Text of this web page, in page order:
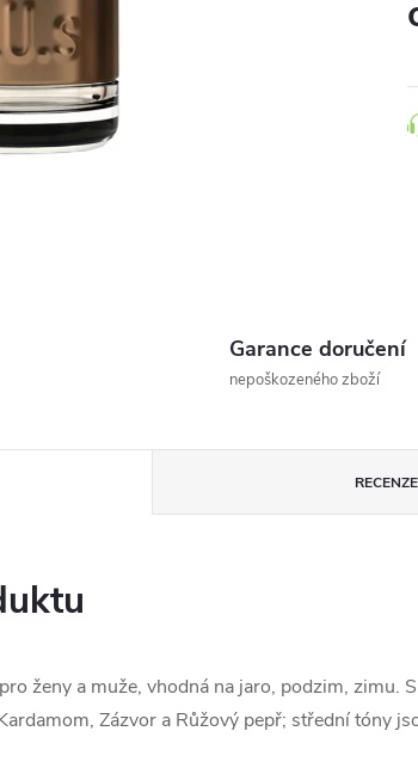
Garance doručení
nepoškozeného zboží
RECENZE
ženy a muže, vhodná na jaro, podzim,
Zázvor a Růžový pepř; střední tóny